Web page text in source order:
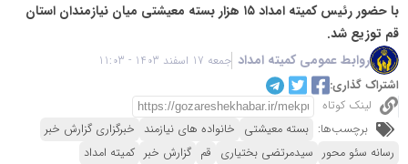
با حضور رئیس کمیته امداد ۱۵ هزار بسته معیشتی میان نیازمندان استان
قم توزیع شد.
روابط عمومی کمیته امداد جمعه 17 اسفند 1403 - 11:03
اشتراک گذاری:
لینک کوتاه
برچسب‌ها: بسته معیشتی خانواده های نیازمند خبرگزاری گزارش خبر
رسانه سئو محور سیدمرتضی بختیاری قم گزارش خبر کمیته امداد